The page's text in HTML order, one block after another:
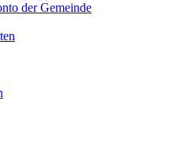
der Gemeinde